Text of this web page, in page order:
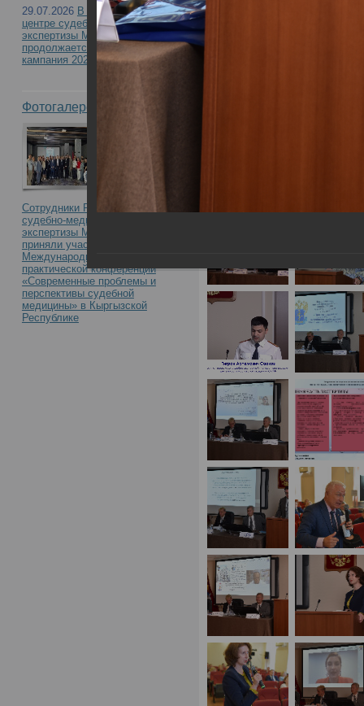
правонарушения
междисциплинарный
29.07.2026 В Российском
центре судебно-медицинской
экспертизы Минздрава России
продолжается приемная
кампания 2026
Фотогалерея
Сотрудники Российского центра
судебно-медицинской
экспертизы Минздрава России
приняли участие в
Международной научно-
практической конференции
«Современные проблемы и
перспективы судебной
медицины» в Кыргызской
Республике